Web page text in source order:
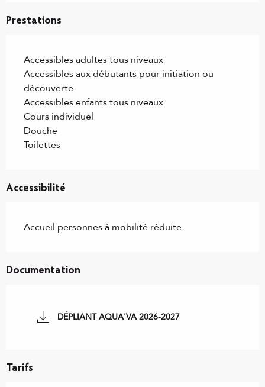
Prestations
Accessibles adultes tous niveaux
Accessibles aux débutants pour initiation ou
découverte
Accessibles enfants tous niveaux
Cours individuel
Douche
Toilettes
Accessibilité
Accueil personnes à mobilité réduite
Documentation
DÉPLIANT AQUA'VA 2026-2027
Tarifs